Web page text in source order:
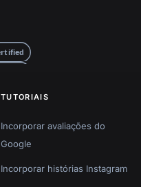
TUTORIAIS
Incorporar avaliações do
Google
Incorporar histórias Instagram